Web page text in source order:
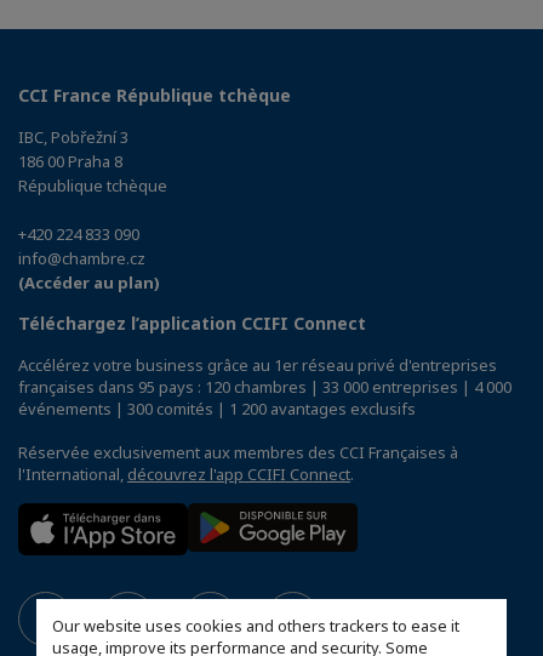
Our website uses cookies and others trackers to ease it
usage, improve its performance and security. Some
CCI France République tchèque
IBC, Pobřežní 3
186 00 Praha 8
République tchèque
+420 224 833 090
info@chambre.cz
(Accéder au plan)
Téléchargez l’application CCIFI Connect
Accélérez votre business grâce au 1er réseau privé d'entreprises
françaises dans 95 pays : 120 chambres | 33 000 entreprises | 4 000
événements | 300 comités | 1 200 avantages exclusifs
Réservée exclusivement aux membres des CCI Françaises à
l'International, découvrez l'app CCIFI Connect.